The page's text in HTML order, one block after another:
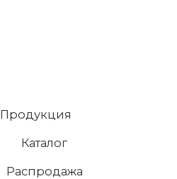
Продукция
Каталог
Распродажа